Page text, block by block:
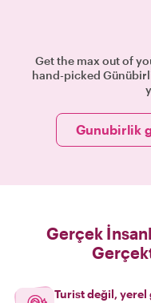
Get the max out of
hand-picked
Gunubirlik
Gerçek
Turist değil, yerel